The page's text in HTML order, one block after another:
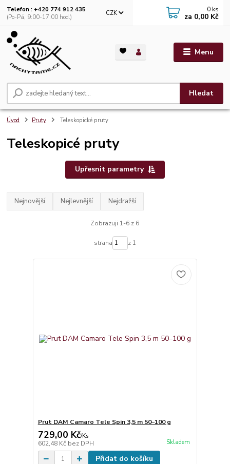
Menu
CZK
Hledat
Telefon : +420 774 912 435
(Po-Pá, 9:00-17:00 hod.)
0 ks
za 0,00 Kč
Úvod Pruty Teleskopické pruty
Teleskopicé pruty
Upřesnit parametry
Nejnovější Nejlevnější Nejdražší
Zobrazuji 1-6 z 6
strana z 1
Prut DAM Camaro Tele Spin 3,5 m 50–100 g
729,00 Kč/Ks
602,48 Kč bez DPH Skladem
Přidat do košíku